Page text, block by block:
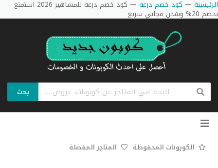
الرئيسية — كود خصم درعه — كود خصم درعه للمشاهير 2026 استمتع
بخصم 20% وشحن مجاني سريع
بحث
تخطي
الكوبونات المحفوظة المتاجر المفضلة